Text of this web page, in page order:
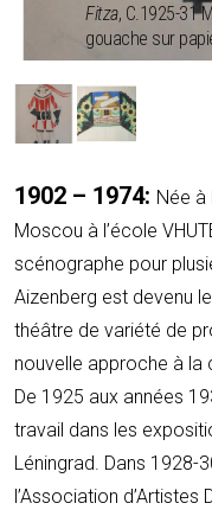
Fitza, C.1925-31
gouache sur
1902 – 1974: Née à
Moscou à l’école
scénographe pour
Aizenberg est devenu
théâtre de variété de
nouvelle approche à
De 1925 aux années
travail dans les
Léningrad. Dans 1928-
l’Association